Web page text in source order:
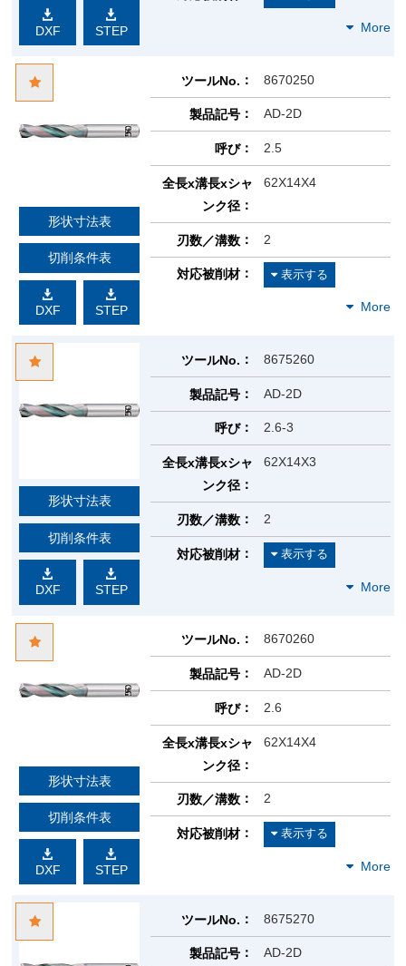
DXF STEP
形状寸法表
切削条件表
DXF STEP
ツールNo. 8670250
製品記号 AD-2D
呼び 2.5
全長x溝長xシャ
ンク径
62X14X4
刃数／溝数 2
対応被削材
形状寸法表
切削条件表
DXF STEP
ツールNo. 8675260
製品記号 AD-2D
呼び 2.6-3
全長x溝長xシャ
ンク径
62X14X3
刃数／溝数 2
対応被削材
形状寸法表
切削条件表
DXF STEP
ツールNo. 8670260
製品記号 AD-2D
呼び 2.6
全長x溝長xシャ
ンク径
62X14X4
刃数／溝数 2
対応被削材
ツールNo. 8675270
製品記号 AD-2D